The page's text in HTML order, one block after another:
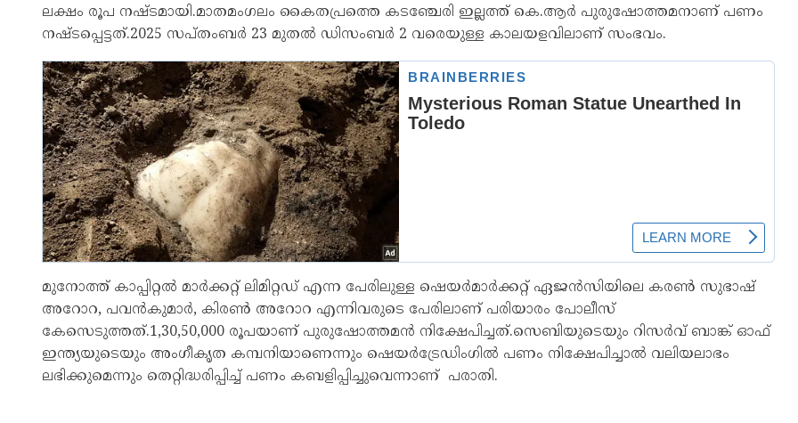
ലക്ഷം രൂപ നഷ്ടമായി.മാതമംഗലം കൈതപ്രത്തെ കടഞ്ചേരി ഇല്ലത്ത് കെ.ആർ പുരുഷോത്തമനാണ് പണം
നഷ്ടപ്പെട്ടത്.2025 സപ്തംബര്‍ 23 മുതല്‍ ഡിസംബര്‍ 2 വരെയുള്ള കാലയളവിലാണ് സംഭവം.
മുനോത്ത് കാപ്പിറ്റല്‍ മാര്‍ക്കറ്റ് ലിമിറ്റഡ് എന്ന പേരിലുള്ള ഷെയര്‍മാര്‍ക്കറ്റ് ഏജന്‍സിയിലെ കരണ്‍ സുഭാഷ്
അറോറ, പവന്‍കുമാര്‍, കിരണ്‍ അറോറ എന്നിവരുടെ പേരിലാണ് പരിയാരം പോലീസ്
കേസെടുത്തത്.1,30,50,000 രൂപയാണ് പുരുഷോത്തമന്‍ നിക്ഷേപിച്ചത്.സെബിയുടെയും റിസര്‍വ് ബാങ്ക് ഓഫ്
ഇന്ത്യയുടെയും അംഗീകൃത കമ്പനിയാണെന്നും ഷെയര്‍ട്രേഡിംഗില്‍ പണം നിക്ഷേപിച്ചാല്‍ വലിയലാഭം
ലഭിക്കുമെന്നും തെറ്റിദ്ധരിപ്പിച്ച് പണം കബളിപ്പിച്ചുവെന്നാണ് പരാതി.